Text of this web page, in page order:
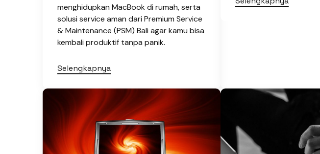
menghidupkan MacBook di rumah, serta
solusi service aman dari Premium Service
& Maintenance (PSM) Bali agar kamu bisa
kembali produktif tanpa panik.
Selengkapnya